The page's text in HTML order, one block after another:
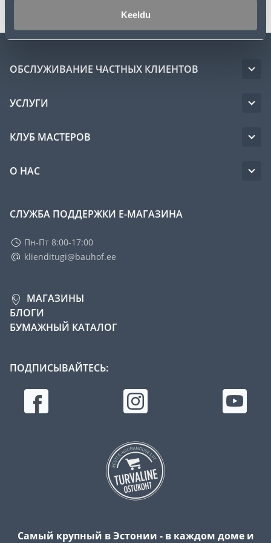
Keeldu
ОБСЛУЖИВАНИЕ ЧАСТНЫХ КЛИЕНТОВ
УСЛУГИ
КЛУБ МАСТЕРОВ
О НАС
СЛУЖБА ПОДДЕРЖКИ Е-МАГАЗИНА
Пн-Пт 8:00-17:00
klienditugi@bauhof.ee
МАГАЗИНЫ
БЛОГИ
БУМАЖНЫЙ КАТАЛОГ
ПОДПИСЫВАЙТЕСЬ:
Самый крупный в Эстонии - в каждом доме и